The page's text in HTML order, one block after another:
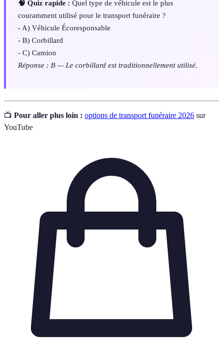
🧠 Quiz rapide : Quel type de véhicule est le plus
couramment utilisé pour le transport funéraire ?
- A) Véhicule Écoresponsable
- B) Corbillard
- C) Camion
Réponse : B — Le corbillard est traditionnellement utilisé.
📺 Pour aller plus loin : options de transport funéraire 2026 sur
YouTube